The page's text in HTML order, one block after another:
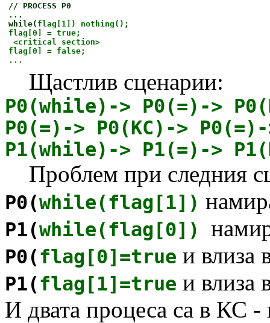
// PROCESS P0
...
while( flag[1]) nothing();
flag[0] = true;
<critical section>
flag[0] = false;
...
Щастлив сценарии:
P0(while)-> P0(=)->
P0(=)-> P0(КС)-> P0(=)-
P1(while)-> P1(=)->
Проблем при следния
P0(while(flag[1])
P1(while(flag[0])
P0(flag[0]=true и влиза
P1(flag[1]=true и влиза
И двата процеса са в КС